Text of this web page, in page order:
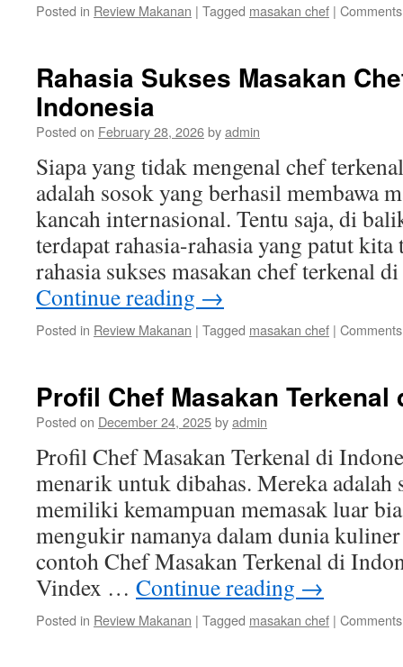
Posted in Review Makanan | Tagged masakan chef |
Rahasia Sukses Masakan
Indonesia
Posted on February 28, 2026byadmin
Siapa yang tidak mengenal chef
adalah sosok yang berhasil membawa
kancah internasional. Tentu saja, di
terdapat rahasia-rahasia yang patut kita
rahasia sukses masakan chef terkenal
Continue reading →
Posted in Review Makanan | Tagged masakan chef |
Profil Chef Masakan Terkenal
Posted on December 24, 2025byadmin
Profil Chef Masakan Terkenal di
menarik untuk dibahas. Mereka adalah
memiliki kemampuan memasak luar
mengukir namanya dalam dunia
contoh Chef Masakan Terkenal di
Vindex … Continue reading →
Posted in Review Makanan | Tagged masakan chef |